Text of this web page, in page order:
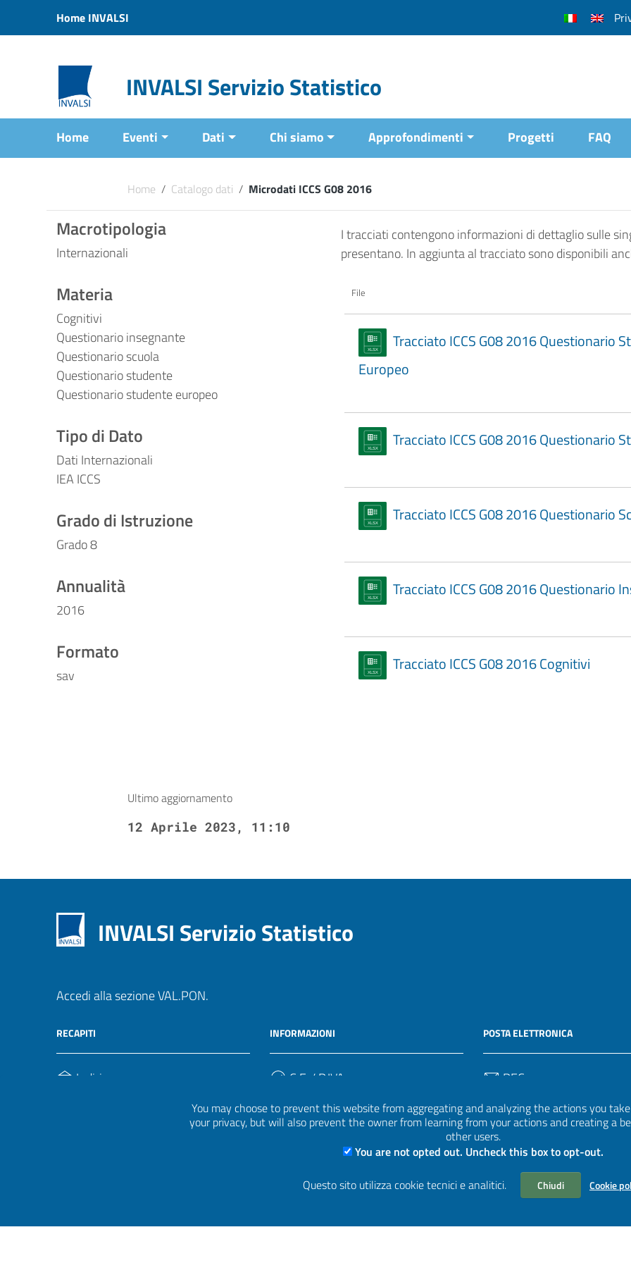
You may choose to prevent this website from aggregating and analyzing the actions you
your privacy, but will also prevent the owner from learning from your actions and creating a
other users.
You are not opted out. Uncheck this box to opt-out.
Questo sito utilizza cookie tecnici e analitici.
Chiudi Cookie
Vai al menu di navigazione
Home INVALSI
INVALSI Servizio Statistico
Home Eventi Dati Chi siamo Approfondimenti Progetti FAQ
Home / Catalogo dati / Microdati ICCS G08 2016
Macrotipologia
Internazionali
Materia
Cognitivi
Questionario insegnante
Questionario scuola
Questionario studente
Questionario studente europeo
Tipo di Dato
Dati Internazionali
IEA ICCS
Grado di Istruzione
Grado 8
Annualità
2016
Formato
sav
I tracciati contengono informazioni di dettaglio sulle
presentano. In aggiunta al tracciato sono disponibili
File
Tracciato ICCS G08 2016 Questionario
Europeo
Tracciato ICCS G08 2016 Questionario
Tracciato ICCS G08 2016 Questionario
Tracciato ICCS G08 2016 Questionario
Tracciato ICCS G08 2016 Cognitivi
Ultimo aggiornamento
12 Aprile 2023, 11:10
INVALSI Servizio Statistico
Accedi alla sezione VAL.PON.
RECAPITI
Indirizzo
INFORMAZIONI
C.F. / P.IVA
POSTA ELETTRONICA
PEC
Email
uff.statistico@invalsi.it
Email
restituzione.dati@invalsi.it